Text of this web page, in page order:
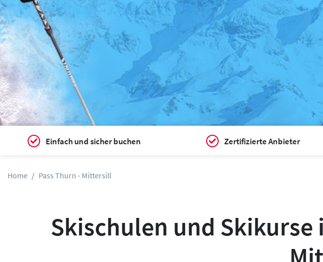
Einfach und sicher buchen Zertifizierte Anbieter
Home Pass Thurn - Mittersill
Skischulen und Skikurse